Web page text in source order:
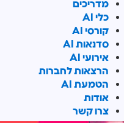
מדריכים
כלי AI
קורסי AI
סדנאות AI
אירועי AI
הרצאות לחברות
הטמעת AI
אודות
צרו קשר